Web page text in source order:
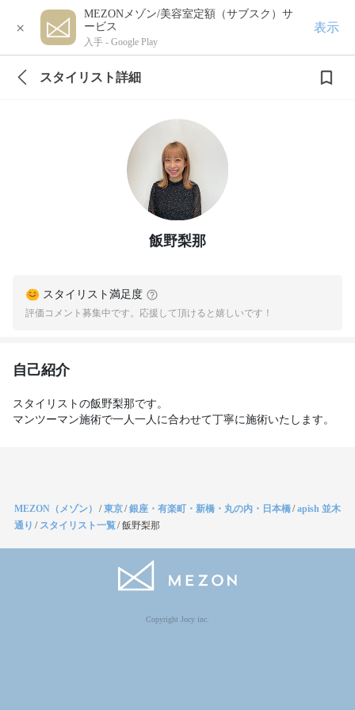
×
MEZONメゾン/美容室定額（サブスク）サ
ービス
入手 - Google Play
表示
スタイリスト詳細
飯野梨那
スタイリスト満足度
評価コメント募集中です。応援して頂けると嬉しいです！
自己紹介
スタイリストの飯野梨那です。
マンツーマン施術で一人一人に合わせて丁寧に施術いたします。
MEZON（メゾン） /東京/銀座・有楽町・新橋・丸の内・日本橋/apish 並木
通り / スタイリスト一覧/飯野梨那
Copyright Jocy inc.